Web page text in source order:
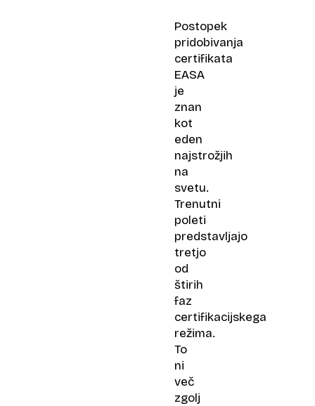
Postopek
pridobivanja
certifikata
EASA
je
znan
kot
eden
najstrožjih
na
svetu.
Trenutni
poleti
predstavljajo
tretjo
od
štirih
faz
certifikacijskega
režima.
To
ni
več
zgolj